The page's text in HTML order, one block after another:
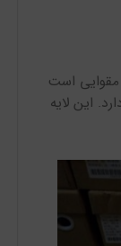
مقوایی است
این لایه